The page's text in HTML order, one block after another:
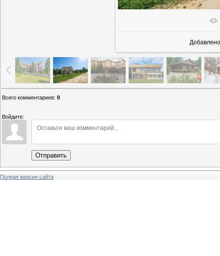
В
Добавлено
Всего комментариев: 0
Войдите:
Отправить
Полная версия сайта